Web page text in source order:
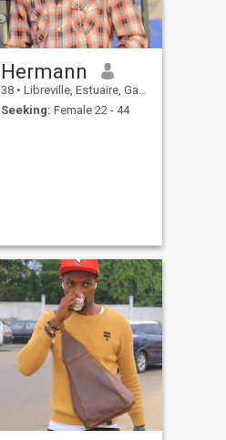
Hermann
38 • Libreville, Estuaire, Gabon
Seeking: Female 22 - 44